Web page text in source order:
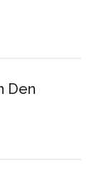
Den